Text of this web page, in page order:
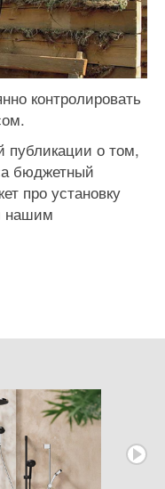
контролировать
публикации о том,
бюджетный
про установку
нашим